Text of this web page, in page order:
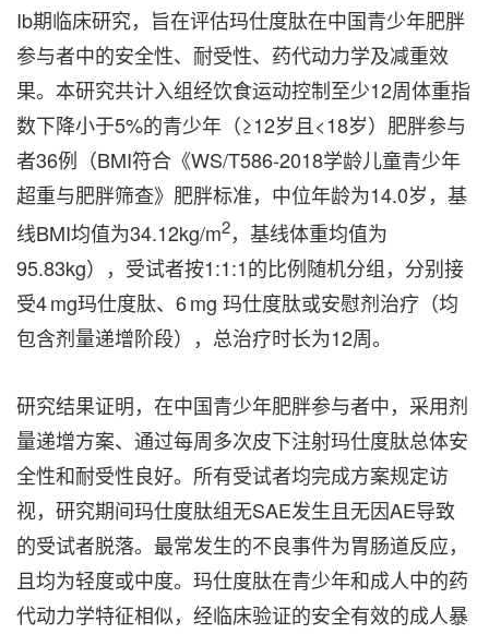
Ib期临床研究，旨在评估玛仕度肽在中国青少年肥胖
参与者中的安全性、耐受性、药代动力学及减重效
果。本研究共计入组经饮食运动控制至少12周体重指
数下降小于5%的青少年（≥12岁且<18岁）肥胖参与
者36例（BMI符合《WS/T586‑2018学龄儿童青少年
超重与肥胖筛查》肥胖标准，中位年龄为14.0岁，基
线BMI均值为34.12kg/m2，基线体重均值为
95.83kg），受试者按1:1:1的比例随机分组，分别接
受4 mg玛仕度肽、6 mg 玛仕度肽或安慰剂治疗（均
包含剂量递增阶段），总治疗时长为12周。
研究结果证明，在中国青少年肥胖参与者中，采用剂
量递增方案、通过每周多次皮下注射玛仕度肽总体安
全性和耐受性良好。所有受试者均完成方案规定访
视，研究期间玛仕度肽组无SAE发生且无因AE导致
的受试者脱落。最常发生的不良事件为胃肠道反应，
且均为轻度或中度。玛仕度肽在青少年和成人中的药
代动力学特征相似，经临床验证的安全有效的成人暴